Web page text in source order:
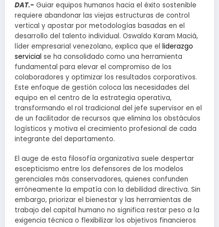
DAT.- Guiar equipos humanos hacia el éxito sostenible
requiere abandonar las viejas estructuras de control
vertical y apostar por metodologías basadas en el
desarrollo del talento individual. Oswaldo Karam Maciá,
líder empresarial venezolano, explica que el liderazgo
servicial se ha consolidado como una herramienta
fundamental para elevar el compromiso de los
colaboradores y optimizar los resultados corporativos.
Este enfoque de gestión coloca las necesidades del
equipo en el centro de la estrategia operativa,
transformando el rol tradicional del jefe supervisor en el
de un facilitador de recursos que elimina los obstáculos
logísticos y motiva el crecimiento profesional de cada
integrante del departamento.
El auge de esta filosofía organizativa suele despertar
escepticismo entre los defensores de los modelos
gerenciales más conservadores, quienes confunden
erróneamente la empatía con la debilidad directiva. Sin
embargo, priorizar el bienestar y las herramientas de
trabajo del capital humano no significa restar peso a la
exigencia técnica o flexibilizar los objetivos financieros